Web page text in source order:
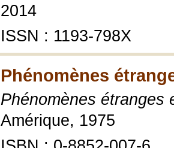
2014
ISSN : 1193-798X
Phénomènes
Phénomènes étranges
Amérique, 1975